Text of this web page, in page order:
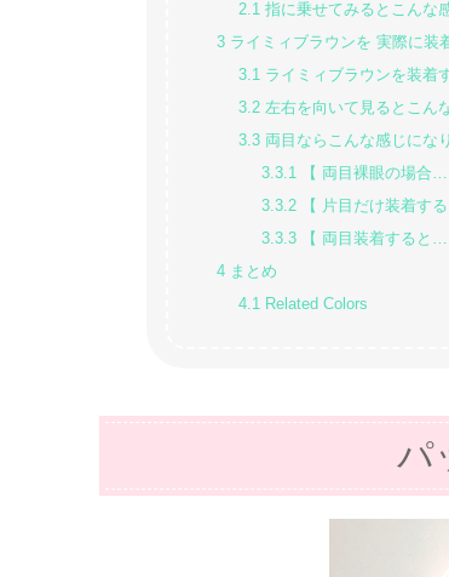
2.1 指に乗せてみるとこんな
3ライミィブラウンを 実際に装
3.1 ライミィブラウンを装着
3.2 左右を向いて見るとこん
3.3 両目ならこんな感じにな
3.3.1 【 両目裸眼の場合…
3.3.2 【 片目だけ装着す
3.3.3 【 両目装着すると…
4まとめ
4.1 Related Colors
パ